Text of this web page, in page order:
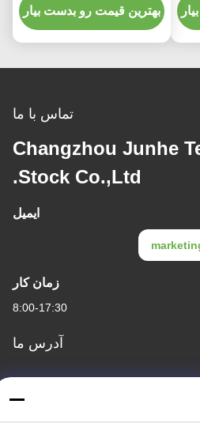
بهترین قیمت رو بدست بیار
تماس با ما
Changzhou Junhe
Stock Co.,Ltd.
ایمیل
زمان کار
8:00-17:30
آدرس ما